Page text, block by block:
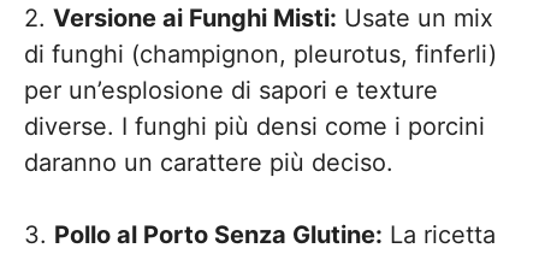
2. Versione ai Funghi Misti: Usate un mix
di funghi (champignon, pleurotus, finferli)
per un’esplosione di sapori e texture
diverse. I funghi più densi come i porcini
daranno un carattere più deciso.
3. Pollo al Porto Senza Glutine: La ricetta